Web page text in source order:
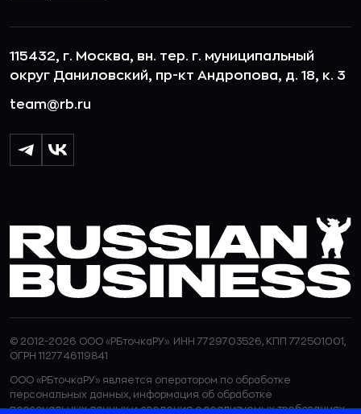
115432, г. Москва, вн. тер. г. муниципальный
округ Даниловский, пр-кт Андропова, д. 18, к. 3
team@rb.ru
© 2012-2026 ООО «РБточкаРУ». ИНН 7729703526, КПП 772501001,
ОГРН 1127746119841
ООО «РБточкаРУ» является оператором по обработке
персональных данных, информация об обработке
персональных данных и сведения о реализуемых требованиях